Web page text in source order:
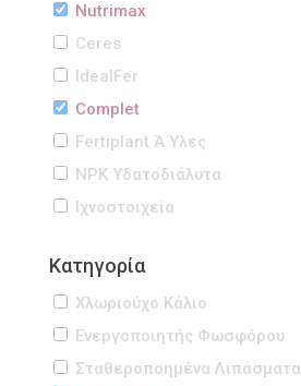
Nutrimax
Ceres
IdealFer
Complet
Fertiplant Ά Ύλες
NPK Υδατοδιάλυτα
Iχνοστοιχεία
Κατηγορία
Χλωριούχο Κάλιο
Ενεργοποιητής Φωσφόρου
Σταθεροποημένα Λιπάσματα